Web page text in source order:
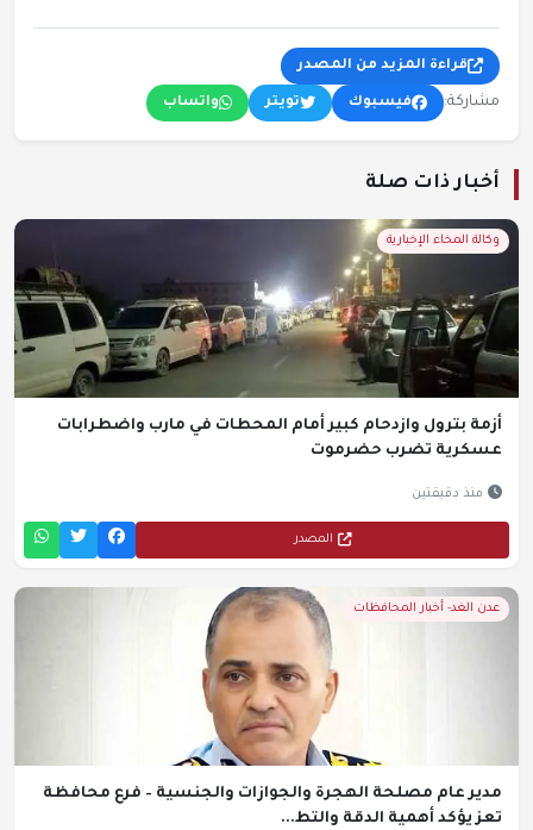
قراءة المزيد من المصدر
مشاركة: فيسبوك تويتر واتساب
أخبار ذات صلة
وكالة المخاء الإخبارية
أزمة بترول وازدحام كبير أمام المحطات في مارب واضطرابات
عسكرية تضرب حضرموت
منذ دقيقتين
المصدر
عدن الغد- أخبار المحافظات
مدير عام مصلحة الهجرة والجوازات والجنسية – فرع محافظة
تعز يؤكد أهمية الدقة والتط...